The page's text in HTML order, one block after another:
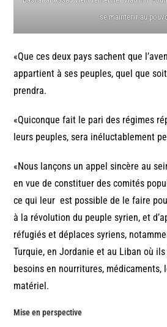
se maintenir au
«Que ces deux pays sachent que
appartient à ses peuples, quel que
prendra.
«Quiconque fait le pari des régimes
leurs peuples, sera inéluctablement
«Nous lançons un appel sincère au
en vue de constituer des comités
ce qui leur est possible de le faire
à la révolution du peuple syrien, et
réfugiés et déplaces syriens,
Turquie, en Jordanie et au Liban où
besoins en nourritures, médicaments,
matériel.
Mise en perspective